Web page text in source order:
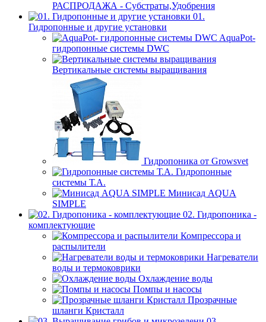
РАСПРОДАЖА - Субстраты,Удобрения
01.
Гидропонные и другие установки
AquaPot-
гидропонные системы DWC
Вертикальные системы выращивания
Гидропоника от Growsvet
Гидропонные
системы Т.A.
Минисад AQUA
SIMPLE
02. Гидропоника -
комплектующие
Компрессора и
распылители
Нагреватели
воды и термоковрики
Охлаждение воды
Помпы и насосы
Прозрачные
шланги Кристалл